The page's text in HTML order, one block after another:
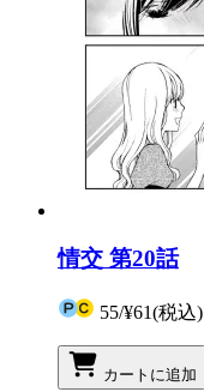
情交 第20話
55/¥61(税込)
カートに追加